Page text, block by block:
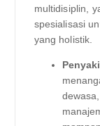
multidisiplin,
spesialisasi
yang holistik.